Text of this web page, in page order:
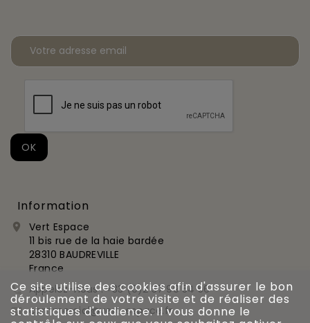
Information

Vert Espace
11 bis rue de la haie bardée
28310 BAUDREVILLE
France
 Appelez-nous :+33 (0)2 37 99 54 56
 commercial@vert-espace.fr
Ce site utilise des cookies afin d'assurer le bon
déroulement de votre visite et de réaliser des
statistiques d'audience. Il vous donne le